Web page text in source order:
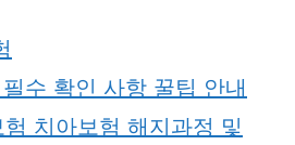
수 확인 사항 꿀팁 안내
치아보험 해지과정 및